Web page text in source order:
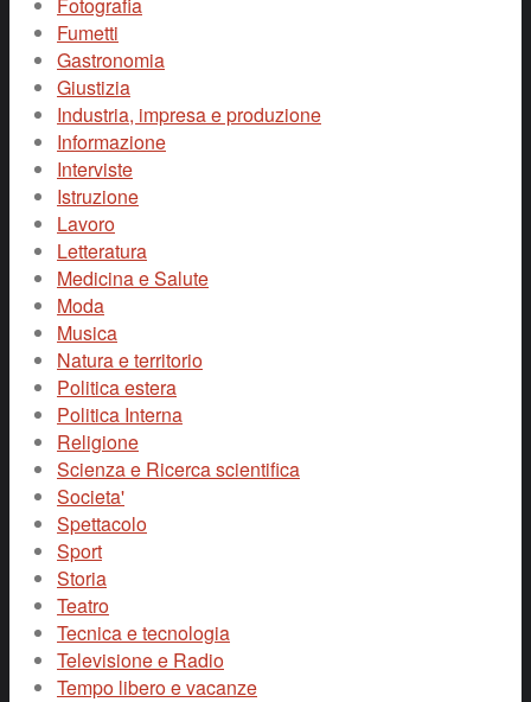
Fumetti
Gastronomia
Giustizia
Industria, impresa e produzione
Informazione
Interviste
Istruzione
Lavoro
Letteratura
Medicina e Salute
Moda
Musica
Natura e territorio
Politica estera
Politica Interna
Religione
Scienza e Ricerca scientifica
Societa'
Spettacolo
Sport
Storia
Teatro
Tecnica e tecnologia
Televisione e Radio
Tempo libero e vacanze